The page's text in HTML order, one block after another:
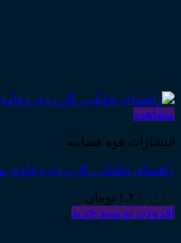
مشاهده
انتشارات قوه قضاییه
راهنمای تحلیلی، کاربردی
۱,۲۰۰,۰۰۰ تومان
افزودن به سبد خرید